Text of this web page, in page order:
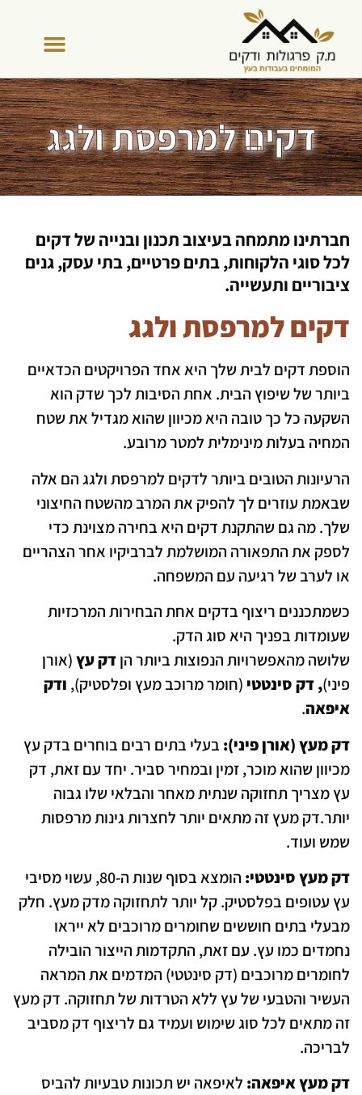
דקים למרפסת ולגג
חברתינו מתמחה בעיצוב תכנון ובנייה של דקים
לכל סוגי הלקוחות, בתים פרטיים, בתי עסק, גנים
ציבוריים ותעשייה.
דקים למרפסת ולגג
הוספת דקים לבית שלך היא אחד הפרויקטים הכדאיים
ביותר של שיפוץ הבית. אחת הסיבות לכך שדק הוא
השקעה כל כך טובה היא מכיוון שהוא מגדיל את שטח
המחיה בעלות מינימלית למטר מרובע.
הרעיונות הטובים ביותר לדקים למרפסת ולגג הם אלה
שבאמת עוזרים לך להפיק את המרב מהשטח החיצוני
שלך. מה גם שהתקנת דקים היא בחירה מצוינת כדי
לספק את התפאורה המושלמת לברביקיו אחר הצהריים
או לערב של רגיעה עם המשפחה.
כשמתכננים ריצוף בדקים אחת הבחירות המרכזיות
שעומדות בפניך היא סוג הדק.
שלושה מהאפשרויות הנפוצות ביותר הןדק עץ(אורן
פיני), דק סינטטי(חומר מרוכב מעץ ופלסטיק), ודק
איפאה.
דק מעץ (אורן פיני): בעלי בתים רבים בוחרים בדק עץ
מכיוון שהוא מוכר, זמין ובמחיר סביר. יחד עם זאת, דק
עץ מצריך תחזוקה שנתית מאחר והבלאי שלו גבוה
יותר.דק מעץ זה מתאים יותר לחצרות גינות מרפסות
שמש ועוד.
דק מעץ סינטטי:
הומצא בסוף שנות ה-80, עשוי מסיבי
עץ עטופים בפלסטיק. קל יותר לתחזוקה מדק מעץ. חלק
מבעלי בתים חוששים שחומרים מרוכבים לא ייראו
נחמדים כמו עץ. עם זאת, התקדמות הייצור הובילה
לחומרים מרוכבים (דק סינטטי) המדמים את המראה
העשיר והטבעי של עץ ללא הטרדות של תחזוקה. דק מעץ
זה מתאים לכל סוג שימוש ועמיד גם לריצוף דק מסביב
לבריכה.
דק מעץ איפאה: לאיפאה יש תכונות טבעיות להביס